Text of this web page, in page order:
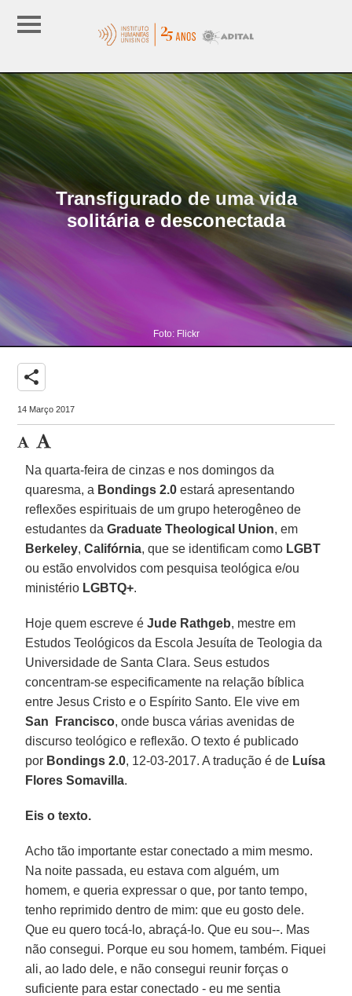
Transfigurado de uma vida
solitária e desconectada
Foto: Flickr
share
14 Março 2017
Na quarta-feira de cinzas e nos domingos da
quaresma, a Bondings 2.0 estará apresentando
reflexões espirituais de um grupo heterogêneo de
estudantes daGraduate Theological Union, em
Berkeley,Califórnia, que se identificam como LGBT
ou estão envolvidos com pesquisa teológica e/ou
ministério LGBTQ+.
Hoje quem escreve éJude Rathgeb, mestre em
Estudos Teológicos da Escola Jesuíta de Teologia da
Universidade de Santa Clara. Seus estudos
concentram-se especificamente na relação bíblica
entre Jesus Cristo e o Espírito Santo. Ele vive em
San Francisco, onde busca várias avenidas de
discurso teológico e reflexão. O texto é publicado
por Bondings 2.0, 12-03-2017. A tradução é de Luísa
Flores Somavilla.
Eis o texto.
Acho tão importante estar conectado a mim mesmo.
Na noite passada, eu estava com alguém, um
homem, e queria expressar o que, por tanto tempo,
tenho reprimido dentro de mim: que eu gosto dele.
Que eu quero tocá-lo, abraçá-lo. Que eu sou--. Mas
não consegui. Porque eu sou homem, também. Fiquei
ali, ao lado dele, e não consegui reunir forças o
suficiente para estar conectado - eu me sentia